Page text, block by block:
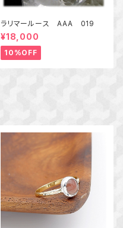
ラリマールース AAA 019
¥18,000
10%OFF